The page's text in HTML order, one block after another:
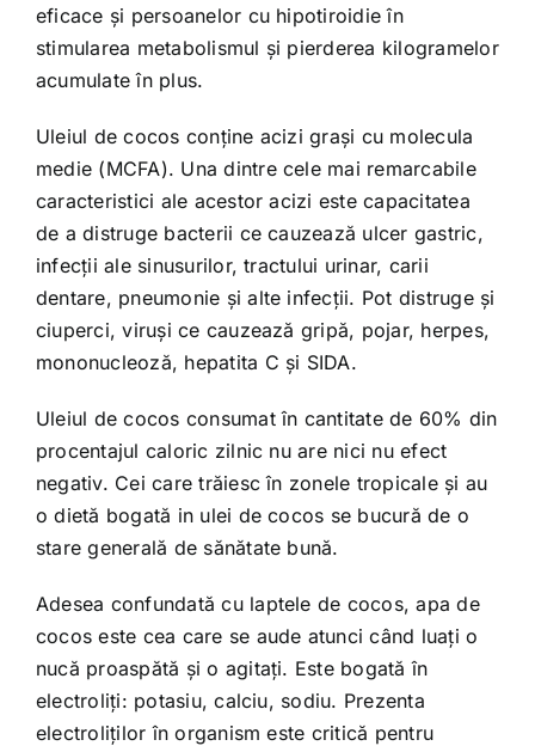
eficace și persoanelor cu hipotiroidie în
stimularea metabolismul și pierderea kilogramelor
acumulate în plus.
Uleiul de cocos conține acizi grași cu molecula
medie (MCFA). Una dintre cele mai remarcabile
caracteristici ale acestor acizi este capacitatea
de a distruge bacterii ce cauzează ulcer gastric,
infecții ale sinusurilor, tractului urinar, carii
dentare, pneumonie și alte infecții. Pot distruge și
ciuperci, viruși ce cauzează gripă, pojar, herpes,
mononucleoză, hepatita C și SIDA.
Uleiul de cocos consumat în cantitate de 60% din
procentajul caloric zilnic nu are nici nu efect
negativ. Cei care trăiesc în zonele tropicale și au
o dietă bogată in ulei de cocos se bucură de o
stare generală de sănătate bună.
Adesea confundată cu laptele de cocos, apa de
cocos este cea care se aude atunci când luați o
nucă proaspătă și o agitați. Este bogată în
electroliți: potasiu, calciu, sodiu. Prezenta
electroliților în organism este critică pentru